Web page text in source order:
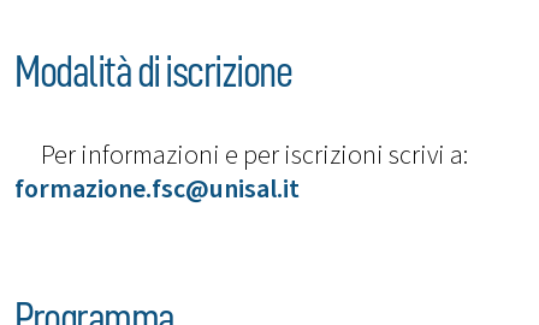
Modalità di iscrizione
Per informazioni e per iscrizioni scrivi a:
formazione.fsc@unisal.it